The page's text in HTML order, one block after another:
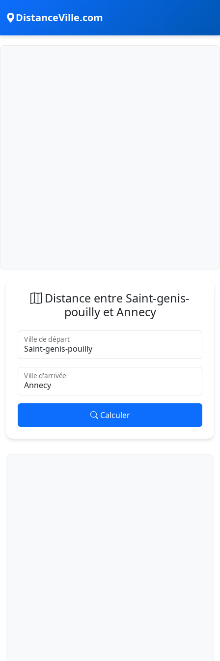
DistanceVille.com
Distance entre Saint-genis-
pouilly et Annecy
Ville de départ
Ville d'arrivée
Calculer